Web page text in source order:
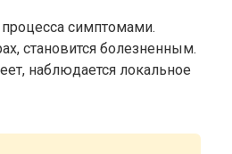
симптомами.
становится болезненным.
наблюдается локальное